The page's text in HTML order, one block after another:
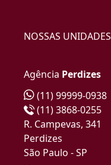
NOSSAS UNIDADES
Agência Perdizes
(11) 99999-0938
(11) 3868-0255
R. Campevas, 341
Perdizes
São Paulo - SP